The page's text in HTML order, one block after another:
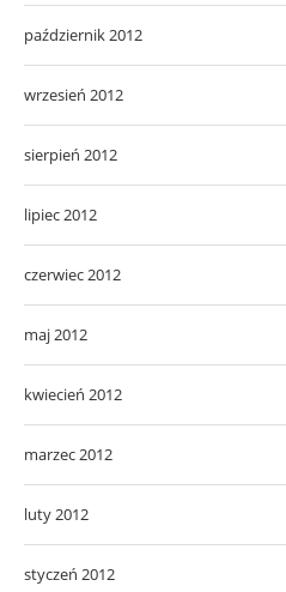
październik 2012
wrzesień 2012
sierpień 2012
lipiec 2012
czerwiec 2012
maj 2012
kwiecień 2012
marzec 2012
luty 2012
styczeń 2012